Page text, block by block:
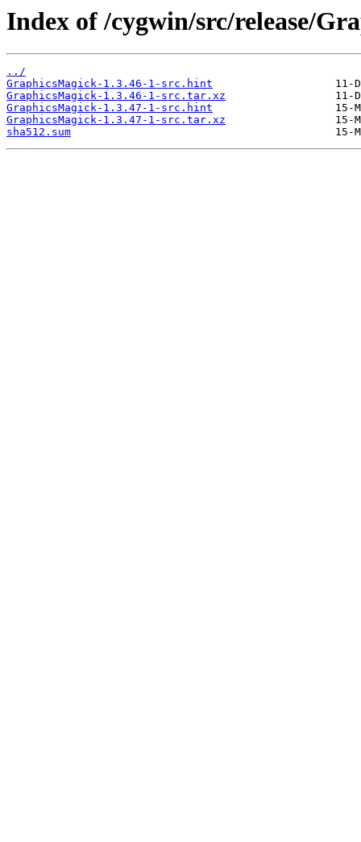
Index of /cygwin/src/release/
../
GraphicsMagick-1.3.46-1-src.hint
GraphicsMagick-1.3.46-1-src.tar.xz
GraphicsMagick-1.3.47-1-src.hint
GraphicsMagick-1.3.47-1-src.tar.xz
sha512.sum